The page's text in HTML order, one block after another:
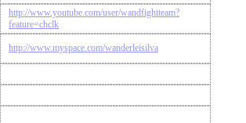
http://www.youtube.com/user/wandfightteam?
feature=chclk
http://www.myspace.com/wanderleisilva